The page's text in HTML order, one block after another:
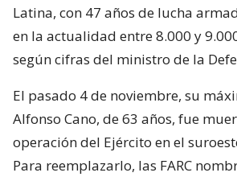
Latina, con 47 años de lucha
en la actualidad entre 8.000 y
según cifras del ministro de la
El pasado 4 de noviembre, su
Alfonso Cano, de 63 años, fue
operación del Ejército en el
Para reemplazarlo, las FARC